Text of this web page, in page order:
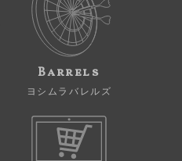
Barrels
ヨシムラバレルズ